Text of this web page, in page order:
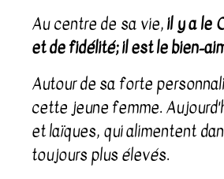
Au centre de sa vie,il y a le
et de fidélité; il est le bien-
Autour de sa forte
cette jeune femme.
et laïques, qui alimentent
toujours plus élevés.